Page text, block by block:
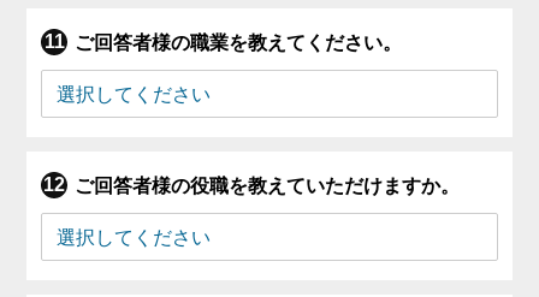
ご回答者様の職業を教えてください。
ご回答者様の役職を教えていただけますか。